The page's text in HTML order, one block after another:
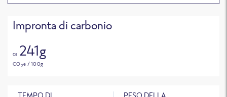
TEMPO DI PESO DELLA
Impronta di carbonio
ca 241g
CO2e / 100g